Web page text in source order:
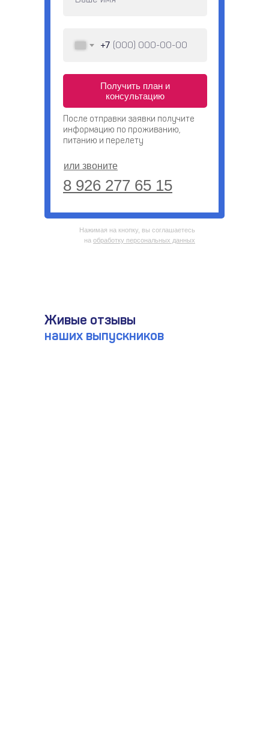
+7
Получить план и
консультацию
Нажимая на кнопку, вы соглашаетесь
на обработку персональных данных
или звоните
После отправки заявки получите
информацию по проживанию,
питанию и перелету
8 926 277 65 15
Живые отзывы
наших выпускников